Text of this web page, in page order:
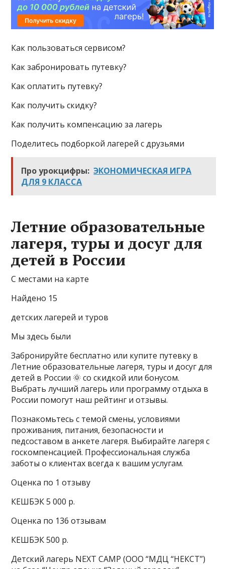
Как пользоваться сервисом?
Как забронировать путевку?
Как оплатить путевку?
Как получить скидку?
Как получить компенсацию за лагерь
Поделитесь подборкой лагерей с друзьями
Про урокцифры: ЭКОНОМИЧЕСКАЯ ИГРА
ДЛЯ 9 КЛАССА
Летние образовательные
лагеря, туры и досуг для
детей в России
С местами на карте
Найдено 15
детских лагерей и туров
Мы здесь были
Забронируйте бесплатно или купите путевку в
Летние образовательные лагеря, туры и досуг для
детей в России 🌞 со скидкой или бонусом.
Выбрать лучший лагерь или программу отдыха в
России помогут наш рейтинг и отзывы.
Познакомьтесь с темой смены, условиями
проживания, питания, безопасности и
педсоставом в анкете лагеря. Выбирайте лагеря с
госкомпенсацией. Профессиональная служба
заботы о клиентах всегда к вашим услугам.
Оценка по 1 отзыву
КЕШБЭК 5 000 р.
Оценка по 136 отзывам
КЕШБЭК 500 р.
Детский лагерь NEXT CAMP (ООО “МДЦ “НЕКСТ”)